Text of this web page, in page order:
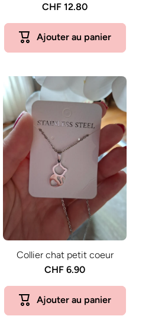
CHF 12.80
Ajouter au panier
Collier chat petit coeur
CHF 6.90
Ajouter au panier